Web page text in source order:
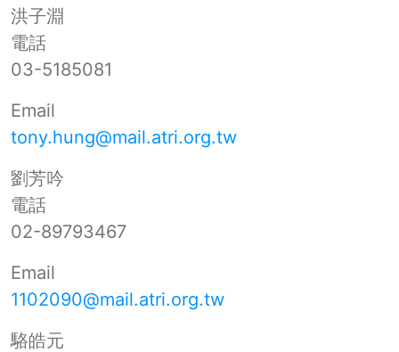
洪子淵
電話
03-5185081
Email
tony.hung@mail.atri.org.tw
劉芳吟
電話
02-89793467
Email
1102090@mail.atri.org.tw
駱皓元